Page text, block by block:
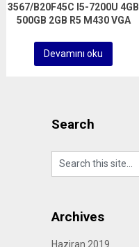
3567/B20F45C I5-7200U 4GB
500GB 2GB R5 M430 VGA
Devamını oku
Search
Archives
Haziran 2019